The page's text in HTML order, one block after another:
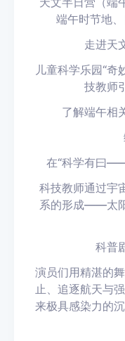
端午时节地
走进天
儿童科学乐园“奇
技教师
了解端午相
在“科学有曰
科技教师通过宇
系的形成——太
科普
演员们用精湛的
止、追逐航天与
来极具感染力的